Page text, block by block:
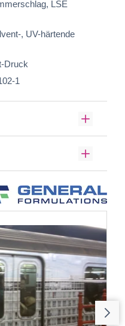
LSE
, UV-härtende
Druck
1